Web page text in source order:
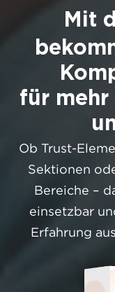
Mit
für mehr
Ob Trust-
Sektionen
Bereiche –
einsetzbar
Erfahrung